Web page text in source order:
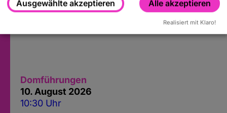
Domführungen
10. August 2026
10:30 Uhr
Ausgewählte akzeptieren Alle akzeptieren
Realisiert mit Klaro!